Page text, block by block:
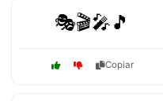
🎭🎬🎤🎵
Copiar